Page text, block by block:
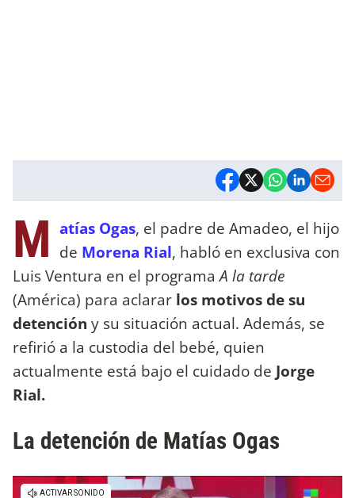
M atías Ogas, el padre de Amadeo, el hijo
de Morena Rial, habló en exclusiva con
Luis Ventura en el programaA la tarde
(América) para aclarar los motivos de su
detención y su situación actual. Además, se
refirió a la custodia del bebé, quien
actualmente está bajo el cuidado de Jorge
Rial.
La detención de Matías Ogas